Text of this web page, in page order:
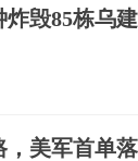
毁85栋乌
美军首单